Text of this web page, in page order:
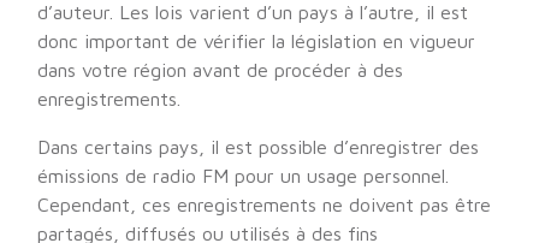
d’auteur. Les lois varient d’un pays à l’autre, il est
donc important de vérifier la législation en vigueur
dans votre région avant de procéder à des
enregistrements.
Dans certains pays, il est possible d’enregistrer des
émissions de radio FM pour un usage personnel.
Cependant, ces enregistrements ne doivent pas être
partagés, diffusés ou utilisés à des fins